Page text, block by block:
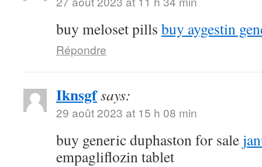
buy meloset pills buy aygestin
Répondre
Iknsgfsays:
29 août 2023 at 15 h 08 min
buy generic duphaston for sale
empagliflozin tablet